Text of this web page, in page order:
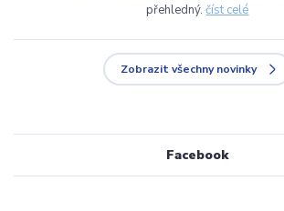
přehledný.číst celé
Zobrazit všechny novinky
Facebook